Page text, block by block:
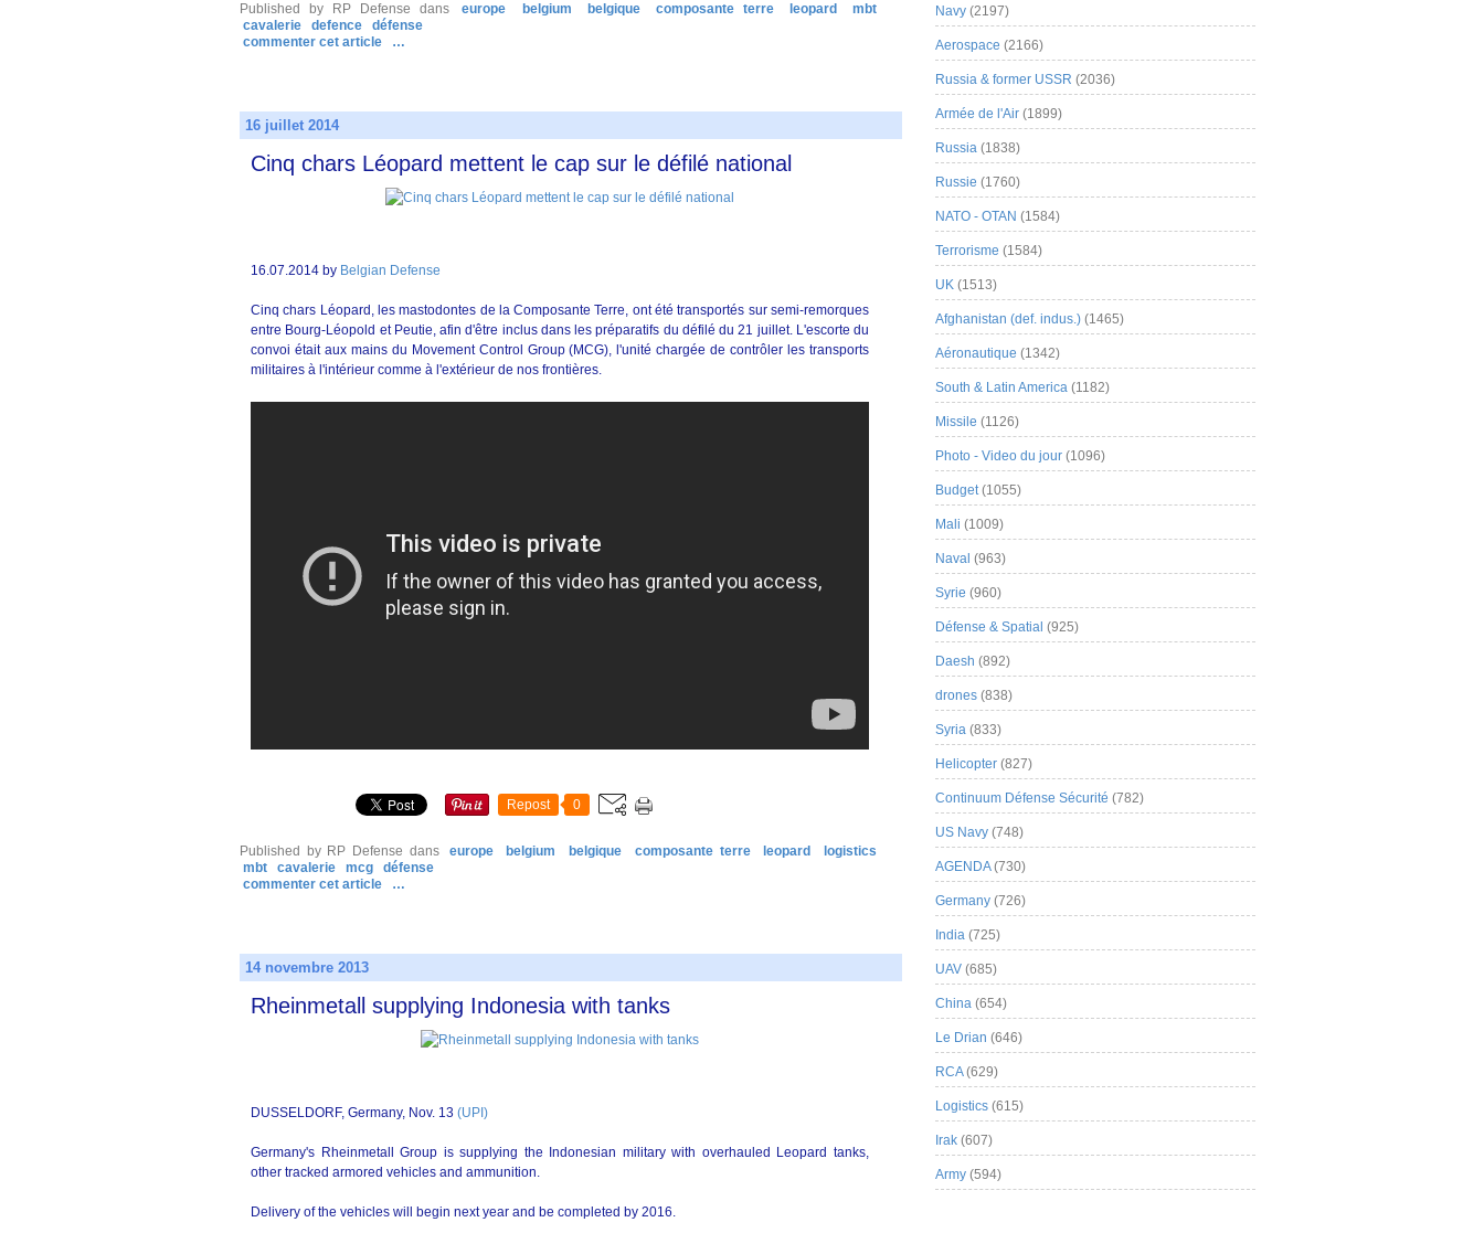
Published by RP Defense dans europe belgium belgique composante terre leopard
mbt
cavalerie
defence
défense
commenter cet article
…
16 juillet 2014
Cinq chars Léopard mettent le cap sur le défilé national
16.07.2014 by Belgian Defense
Cinq chars Léopard, les mastodontes de la Composante Terre, ont été transportés sur semi-remorques
entre Bourg-Léopold et Peutie, afin d'être inclus dans les préparatifs du défilé du 21 juillet. L'escorte du
convoi était aux mains du Movement Control Group (MCG), l'unité chargée de contrôler les transports
militaires à l'intérieur comme à l'extérieur de nos frontières.
Repost 0
Published by RP Defense dans europe belgium belgique composante terre leopard
logistics
mbt
cavalerie mcg
défense
commenter cet article
…
14 novembre 2013
Rheinmetall supplying Indonesia with tanks
DUSSELDORF, Germany, Nov. 13 (UPI)
Germany's Rheinmetall Group is supplying the Indonesian military with overhauled Leopard tanks,
other tracked armored vehicles and ammunition.
Delivery of the vehicles will begin next year and be completed by 2016.
Navy (2197)
Aerospace (2166)
Russia & former USSR (2036)
Armée de l'Air (1899)
Russia (1838)
Russie (1760)
NATO - OTAN (1584)
Terrorisme (1584)
UK (1513)
Afghanistan (def. indus.) (1465)
Aéronautique (1342)
South & Latin America (1182)
Missile (1126)
Photo - Video du jour (1096)
Budget(1055)
Mali (1009)
Naval (963)
Syrie (960)
Défense & Spatial (925)
Daesh (892)
drones (838)
Syria (833)
Helicopter (827)
Continuum Défense Sécurité (782)
US Navy (748)
AGENDA(730)
Germany (726)
India (725)
UAV (685)
China (654)
Le Drian (646)
RCA(629)
Logistics (615)
Irak (607)
Army (594)